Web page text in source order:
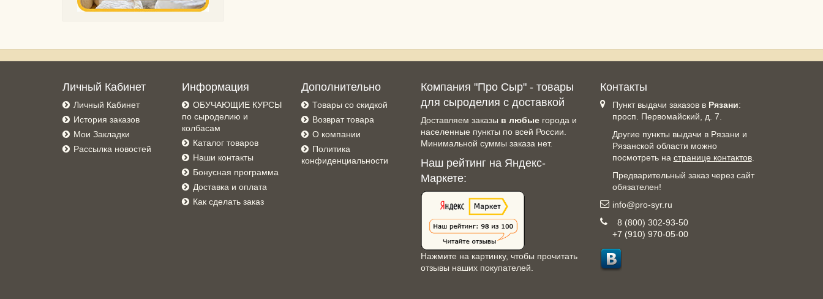
Личный Кабинет
Личный Кабинет
История заказов
Мои Закладки
Рассылка новостей
Информация
ОБУЧАЮЩИЕ КУРСЫ
по сыроделию и
колбасам
Каталог товаров
Наши контакты
Бонусная программа
Доставка и оплата
Как сделать заказ
Дополнительно
Товары со скидкой
Возврат товара
О компании
Политика
конфиденциальности
Компания "Про Сыр" - товары
для сыроделия с доставкой
Доставляем заказы в любые города и
населенные пункты по всей России.
Минимальной суммы заказа нет.
Наш рейтинг на Яндекс-
Маркете:
Нажмите на картинку, чтобы прочитать
отзывы наших покупателей.
Контакты
Пункт выдачи заказов в Рязани:
просп. Первомайский, д. 7.
Другие пункты выдачи в Рязани и
Рязанской области можно
посмотреть на странице контактов.
Предварительный заказ через сайт
обязателен!
info@pro-syr.ru
8 (800) 302-93-50
+7 (910) 970-05-00